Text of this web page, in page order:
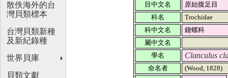
目中文名
原始腹足目
科名
Trochidae
科中文名
鐘螺科
屬中文名
學名
Clanculus
命名者 (Wood, 1828)
散佚海外的台
灣貝類標本
台灣貝類新種
及新紀錄種
世界貝庫
貝類文獻